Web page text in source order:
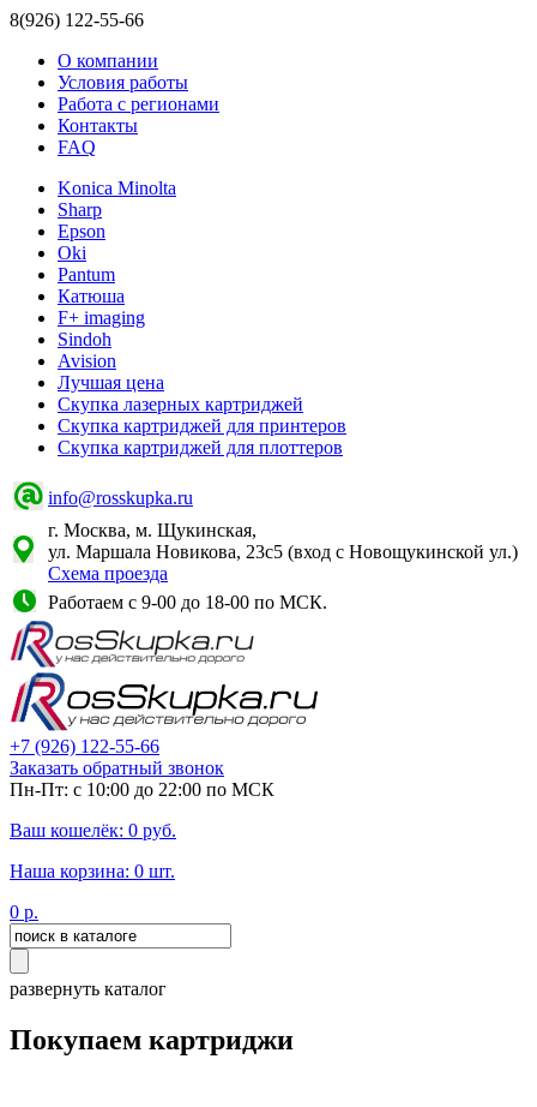
8(926) 122-55-66
О компании
Условия работы
Работа с регионами
Контакты
FAQ
Konica Minolta
Sharp
Epson
Oki
Pantum
Катюша
F+ imaging
Sindoh
Avision
Лучшая цена
Скупка лазерных картриджей
Скупка картриджей для принтеров
Скупка картриджей для плоттеров
info@rosskupka.ru
г. Москва, м. Щукинская,
ул. Маршала Новикова, 23с5 (вход с Новощукинской ул.)
Схема проезда
Работаем с 9-00 до 18-00 по МСК.
+7 (926) 122-55-66
Заказать обратный звонок
Пн-Пт: с 10:00 до 22:00 по МСК
Ваш кошелёк: 0 руб.
Наша корзина: 0 шт.
0 р.
развернуть каталог
Покупаем картриджи